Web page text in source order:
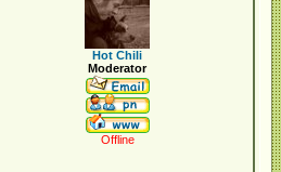
Hot Chili
Moderator
Offline